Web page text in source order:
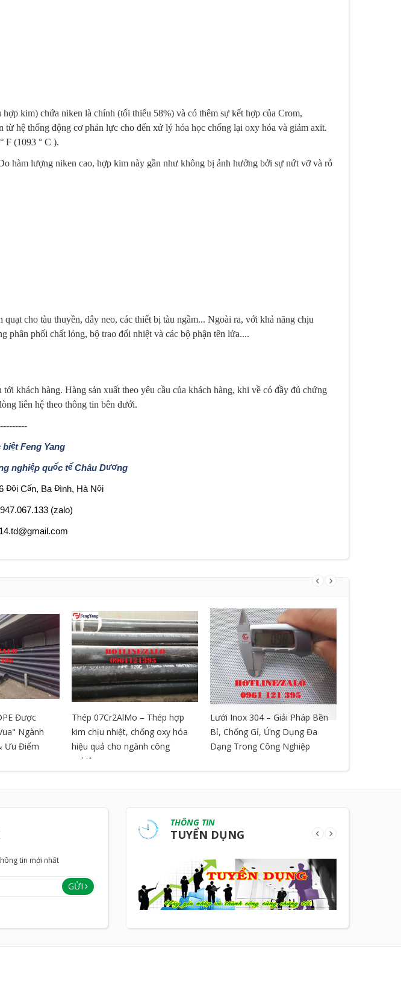
kim) chứa niken là chính (tối thiểu 58%) và có thêm sự kết hợp của Crom,
hệ thống động cơ phản lực cho đến xử lý hóa học chống lại oxy hóa và giảm axit.
F (1093 ° C ).
hàm lượng niken cao, hợp kim này gần như không bị ảnh hưởng bởi sự nứt vỡ và rỗ
cho tàu thuyền, dây neo, các thiết bị tàu ngầm... Ngoài ra, với khả năng chịu
phân phối chất lỏng, bộ trao đổi nhiệt và các bộ phận tên lửa....
khách hàng. Hàng sản xuất theo yêu cầu của khách hàng, khi về có đầy đủ chứng
liên hệ theo thông tin bên dưới.
biệt Feng Yang
nghiệp quốc tếChâu Dương
Đội Cấn, Ba Đình, Hà Nội
(zalo)
Được
Ngành
Ưu Điểm
Thép 07Cr2AlMo – Thép hợp
kim chịu nhiệt, chống oxy hóa
hiệu quả cho ngành công
nghiệp
Lưới Inox 304 – Giải Pháp Bền
Bỉ, Chống Gỉ, Ứng Dụng Đa
Dạng Trong Công Nghiệp
tin mới nhất
GỬI
THÔNG TIN
TUYỂN DỤNG